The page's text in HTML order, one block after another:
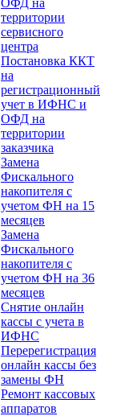
ОФД на
территории
сервисного
центра
Постановка ККТ
на
регистрационный
учет в ИФНС и
ОФД на
территории
заказчика
Замена
Фискального
накопителя с
учетом ФН на 15
месяцев
Замена
Фискального
накопителя с
учетом ФН на 36
месяцев
Снятие онлайн
кассы с учета в
ИФНС
Перерегистрация
онлайн кассы без
замены ФН
Ремонт кассовых
аппаратов